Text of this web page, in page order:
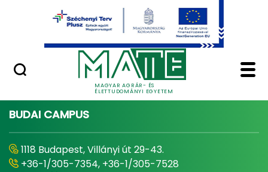
Ugrás a fő tartalomhoz
MAGYAR AGRÁR- ÉS
ÉLETTUDOMÁNYI EGYETEM
Minőségügy
Home - Magyar
BUDAI CAMPUS
1118 Budapest, Villányi út 29-43.
+36-1/305-7354, +36-1/305-7528